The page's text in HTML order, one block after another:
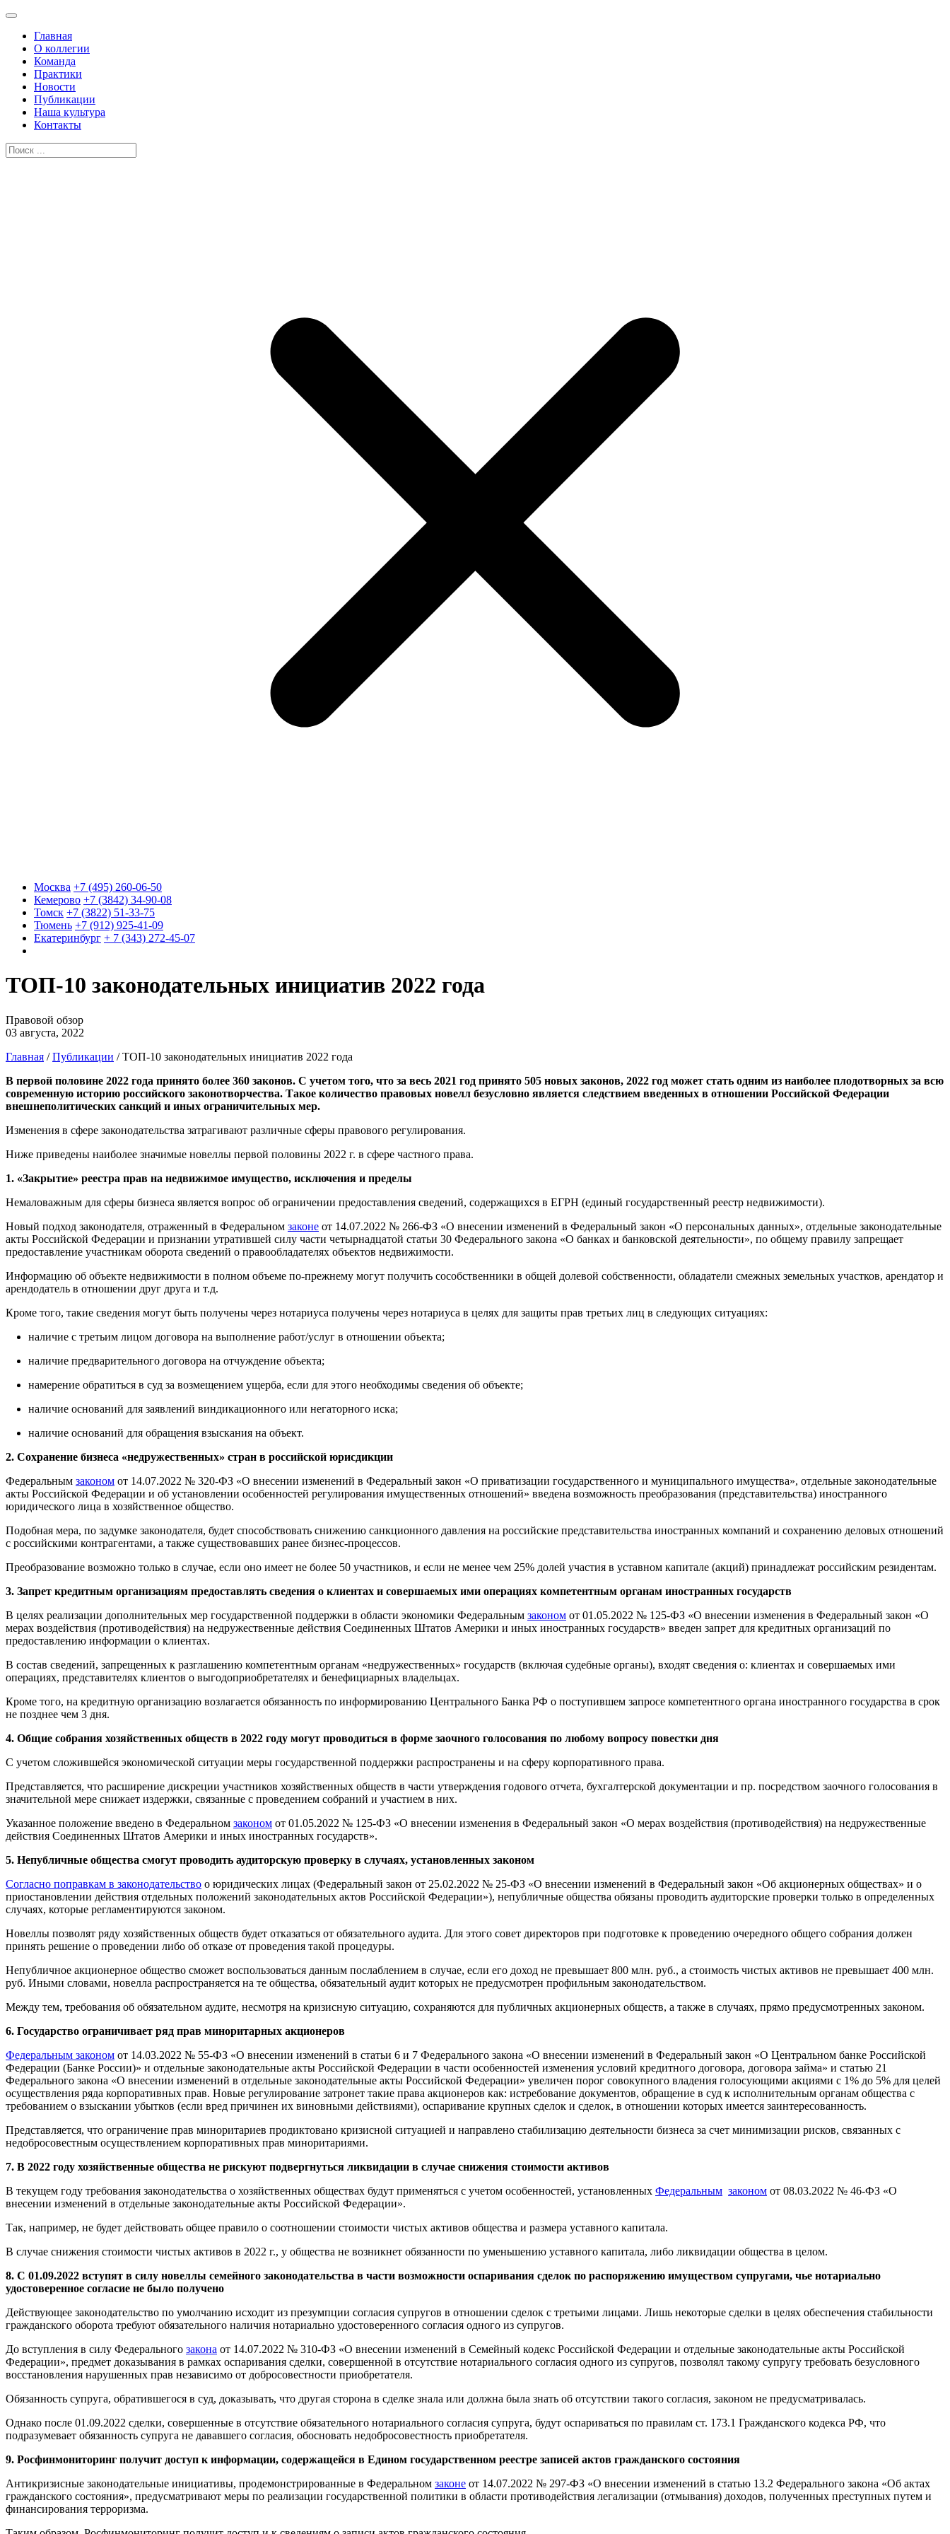
Главная
О коллегии
Команда
Практики
Новости
Публикации
Наша культура
Контакты
Москва +7 (495) 260-06-50
Кемерово +7 (3842) 34-90-08
Томск +7 (3822) 51-33-75
Тюмень +7 (912) 925-41-09
Екатеринбург + 7 (343) 272-45-07
ТОП-10 законодательных инициатив 2022 года
Правовой обзор
03 августа, 2022
Главная /Публикации /ТОП-10 законодательных инициатив 2022 года
В первой половине 2022 года принято более 360 законов. С учетом того, что за весь 2021 год принято 505 новых законов, 2022 год может стать одним из наиболее плодотворных за всю
современную историю российского законотворчества. Такое количество правовых новелл безусловно является следствием введенных в отношении Российской Федерации
внешнеполитических санкций и иных ограничительных мер.
Изменения в сфере законодательства затрагивают различные сферы правового регулирования.
Ниже приведены наиболее значимые новеллы первой половины 2022 г. в сфере частного права.
1. «Закрытие» реестра прав на недвижимое имущество, исключения и пределы
Немаловажным для сферы бизнеса является вопрос об ограничении предоставления сведений, содержащихся в ЕГРН (единый государственный реестр недвижимости).
Новый подход законодателя, отраженный в Федеральном законе от 14.07.2022 № 266-ФЗ «О внесении изменений в Федеральный закон «О персональных данных», отдельные законодательные
акты Российской Федерации и признании утратившей силу части четырнадцатой статьи 30 Федерального закона «О банках и банковской деятельности», по общему правилу запрещает
предоставление участникам оборота сведений о правообладателях объектов недвижимости.
Информацию об объекте недвижимости в полном объеме по-прежнему могут получить сособственники в общей долевой собственности, обладатели смежных земельных участков, арендатор и
арендодатель в отношении друг друга и т.д.
Кроме того, такие сведения могут быть получены через нотариуса получены через нотариуса в целях для защиты прав третьих лиц в следующих ситуациях:
наличие с третьим лицом договора на выполнение работ/услуг в отношении объекта;
наличие предварительного договора на отчуждение объекта;
намерение обратиться в суд за возмещением ущерба, если для этого необходимы сведения об объекте;
наличие оснований для заявлений виндикационного или негаторного иска;
наличие оснований для обращения взыскания на объект.
2. Сохранение бизнеса «недружественных» стран в российской юрисдикции
Федеральным законом от 14.07.2022 № 320-ФЗ «О внесении изменений в Федеральный закон «О приватизации государственного и муниципального имущества», отдельные законодательные
акты Российской Федерации и об установлении особенностей регулирования имущественных отношений» введена возможность преобразования (представительства) иностранного
юридического лица в хозяйственное общество.
Подобная мера, по задумке законодателя, будет способствовать снижению санкционного давления на российские представительства иностранных компаний и сохранению деловых отношений
с российскими контрагентами, а также существовавших ранее бизнес-процессов.
Преобразование возможно только в случае, если оно имеет не более 50 участников, и если не менее чем 25% долей участия в уставном капитале (акций) принадлежат российским резидентам.
3. Запрет кредитным организациям предоставлять сведения о клиентах и совершаемых ими операциях компетентным органам иностранных государств
В целях реализации дополнительных мер государственной поддержки в области экономики Федеральным законом от 01.05.2022 № 125-ФЗ «О внесении изменения в Федеральный закон «О
мерах воздействия (противодействия) на недружественные действия Соединенных Штатов Америки и иных иностранных государств» введен запрет для кредитных организаций по
предоставлению информации о клиентах.
В состав сведений, запрещенных к разглашению компетентным органам «недружественных» государств (включая судебные органы), входят сведения о: клиентах и совершаемых ими
операциях, представителях клиентов о выгодоприобретателях и бенефициарных владельцах.
Кроме того, на кредитную организацию возлагается обязанность по информированию Центрального Банка РФ о поступившем запросе компетентного органа иностранного государства в срок
не позднее чем 3 дня.
4. Общие собрания хозяйственных обществ в 2022 году могут проводиться в форме заочного голосования по любому вопросу повестки дня
С учетом сложившейся экономической ситуации меры государственной поддержки распространены и на сферу корпоративного права.
Представляется, что расширение дискреции участников хозяйственных обществ в части утверждения годового отчета, бухгалтерской документации и пр. посредством заочного голосования в
значительной мере снижает издержки, связанные с проведением собраний и участием в них.
Указанное положение введено в Федеральном законом от 01.05.2022 № 125-ФЗ «О внесении изменения в Федеральный закон «О мерах воздействия (противодействия) на недружественные
действия Соединенных Штатов Америки и иных иностранных государств».
5. Непубличные общества смогут проводить аудиторскую проверку в случаях, установленных законом
Согласно поправкам в законодательство о юридических лицах (Федеральный закон от 25.02.2022 № 25-ФЗ «О внесении изменений в Федеральный закон «Об акционерных обществах» и о
приостановлении действия отдельных положений законодательных актов Российской Федерации»), непубличные общества обязаны проводить аудиторские проверки только в определенных
случаях, которые регламентируются законом.
Новеллы позволят ряду хозяйственных обществ будет отказаться от обязательного аудита. Для этого совет директоров при подготовке к проведению очередного общего собрания должен
принять решение о проведении либо об отказе от проведения такой процедуры.
Непубличное акционерное общество сможет воспользоваться данным послаблением в случае, если его доход не превышает 800 млн. руб., а стоимость чистых активов не превышает 400 млн.
руб. Иными словами, новелла распространяется на те общества, обязательный аудит которых не предусмотрен профильным законодательством.
Между тем, требования об обязательном аудите, несмотря на кризисную ситуацию, сохраняются для публичных акционерных обществ, а также в случаях, прямо предусмотренных законом.
6. Государство ограничивает ряд прав миноритарных акционеров
Федеральным законом от 14.03.2022 № 55-ФЗ «О внесении изменений в статьи 6 и 7 Федерального закона «О внесении изменений в Федеральный закон «О Центральном банке Российской
Федерации (Банке России)» и отдельные законодательные акты Российской Федерации в части особенностей изменения условий кредитного договора, договора займа» и статью 21
Федерального закона «О внесении изменений в отдельные законодательные акты Российской Федерации» увеличен порог совокупного владения голосующими акциями с 1% до 5% для целей
осуществления ряда корпоративных прав. Новые регулирование затронет такие права акционеров как: истребование документов, обращение в суд к исполнительным органам общества с
требованием о взыскании убытков (если вред причинен их виновными действиями), оспаривание крупных сделок и сделок, в отношении которых имеется заинтересованность.
Представляется, что ограничение прав миноритариев продиктовано кризисной ситуацией и направлено стабилизацию деятельности бизнеса за счет минимизации рисков, связанных с
недобросовестным осуществлением корпоративных прав миноритариями.
7. В 2022 году хозяйственные общества не рискуют подвергнуться ликвидации в случае снижения стоимости активов
В текущем году требования законодательства о хозяйственных обществах будут применяться с учетом особенностей, установленных Федеральным законом от 08.03.2022 № 46-ФЗ «О
внесении изменений в отдельные законодательные акты Российской Федерации».
Так, например, не будет действовать общее правило о соотношении стоимости чистых активов общества и размера уставного капитала.
В случае снижения стоимости чистых активов в 2022 г., у общества не возникнет обязанности по уменьшению уставного капитала, либо ликвидации общества в целом.
8. С 01.09.2022 вступят в силу новеллы семейного законодательства в части возможности оспаривания сделок по распоряжению имуществом супругами, чье нотариально
удостоверенное согласие не было получено
Действующее законодательство по умолчанию исходит из презумпции согласия супругов в отношении сделок с третьими лицами. Лишь некоторые сделки в целях обеспечения стабильности
гражданского оборота требуют обязательного наличия нотариально удостоверенного согласия одного из супругов.
До вступления в силу Федерального закона от 14.07.2022 № 310-ФЗ «О внесении изменений в Семейный кодекс Российской Федерации и отдельные законодательные акты Российской
Федерации», предмет доказывания в рамках оспаривания сделки, совершенной в отсутствие нотариального согласия одного из супругов, позволял такому супругу требовать безусловного
восстановления нарушенных прав независимо от добросовестности приобретателя.
Обязанность супруга, обратившегося в суд, доказывать, что другая сторона в сделке знала или должна была знать об отсутствии такого согласия, законом не предусматривалась.
Однако после 01.09.2022 сделки, совершенные в отсутствие обязательного нотариального согласия супруга, будут оспариваться по правилам ст. 173.1 Гражданского кодекса РФ, что
подразумевает обязанность супруга не дававшего согласия, обосновать недобросовестность приобретателя.
9. Росфинмониторинг получит доступ к информации, содержащейся в Едином государственном реестре записей актов гражданского состояния
Антикризисные законодательные инициативы, продемонстрированные в Федеральном законе от 14.07.2022 № 297-ФЗ «О внесении изменений в статью 13.2 Федерального закона «Об актах
гражданского состояния», предусматривают меры по реализации государственной политики в области противодействия легализации (отмывания) доходов, полученных преступных путем и
финансирования терроризма.